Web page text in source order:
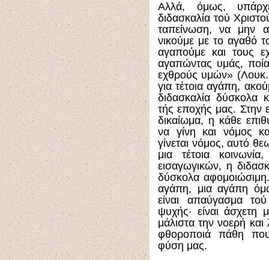
Αλλά, όμως,
διδασκαλία τού
ταπείνωση, να μην
νικούμε με το αγαθό
αγαπούμε και τους
αγαπώντας υμάς,
εχθρούς υμών» (Λουκ.
για τέτοια αγάπη,
διδασκαλία δύσκολα
τής εποχής μας. Στην
δικαίωμα, η κάθε
να γίνη και νόμος
γίνεται νόμος, αυτό
μια τέτοια
εισαγωγικών, η
δύσκολα
αγάπη, μια αγάπη
είναι απαύγασμα
ψυχής· είναι άσχετη
μάλιστα την νοερή
φθοροποιά πάθη
φύση μας.